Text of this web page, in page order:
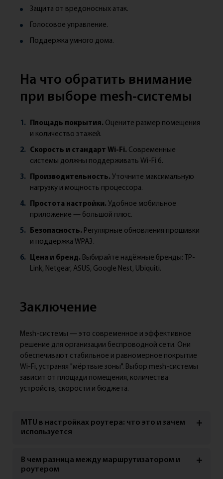
Защита от вредоносных атак.
Голосовое управление.
Поддержка умного дома.
На что обратить внимание
при выборе mesh-системы
Площадь покрытия. Оцените размер помещения
и количество этажей.
Скорость и стандарт Wi-Fi. Современные
системы должны поддерживать Wi-Fi 6.
Производительность. Уточните максимальную
нагрузку и мощность процессора.
Простота настройки. Удобное мобильное
приложение — большой плюс.
Безопасность. Регулярные обновления прошивки
и поддержка WPA3.
Цена и бренд. Выбирайте надёжные бренды: TP-
Link, Netgear, ASUS, Google Nest, Ubiquiti.
Заключение
Mesh-системы — это современное и эффективное
решение для организации беспроводной сети. Они
обеспечивают стабильное и равномерное покрытие
Wi-Fi, устраняя "мёртвые зоны". Выбор mesh-системы
зависит от площади помещения, количества
устройств, скорости и бюджета.
MTU в настройках роутера: что это и зачем
используется
В чем разница между маршрутизатором и
роутером